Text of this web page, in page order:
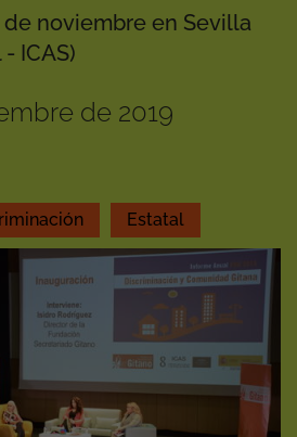
noviembre en Sevilla
ICAS)
de 2019
Estatal